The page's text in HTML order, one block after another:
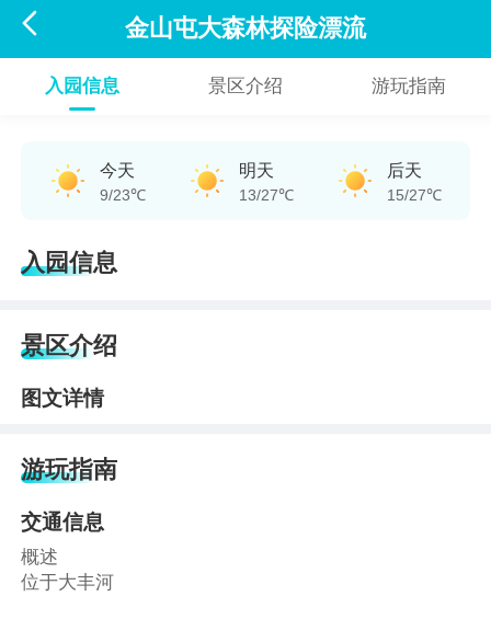
 金山屯大森林探险漂流
入园信息 景区介绍 游玩指南
今天
9/23℃
明天
13/27℃
后天
15/27℃
入园信息
景区介绍
图文详情
游玩指南
交通信息
概述
位于大丰河